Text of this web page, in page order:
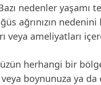
nedenler
ağrınızın
veya ameliyatları
herhangi bir
veya boynunuza ya